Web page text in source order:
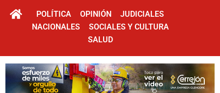
POLÍTICA OPINIÓN
JUDICIALES
NACIONALES
SOCIALES Y CULTURA
SALUD